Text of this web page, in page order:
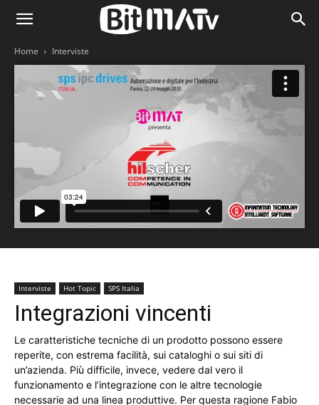
Home Interviste
Interviste Hot Topic SPS Italia
Integrazioni vincenti
Le caratteristiche tecniche di un prodotto possono essere
reperite, con estrema facilità, sui cataloghi o sui siti di
un’azienda. Più difficile, invece, vedere dal vero il
funzionamento e l’integrazione con le altre tecnologie
necessarie ad una linea produttive. Per questa ragione Fabio